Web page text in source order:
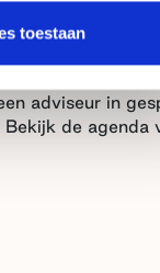
toestaan
gesprek
adviseur in
Bekijk de agenda